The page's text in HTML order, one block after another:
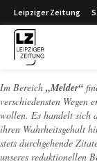
Leipziger Zeitung
Im Bereich „Melder“
verschiedensten Wegen
wollen. Es handelt sich
ihren Wahrheitsgehalt
stets durchgehende
unseres redaktionellen